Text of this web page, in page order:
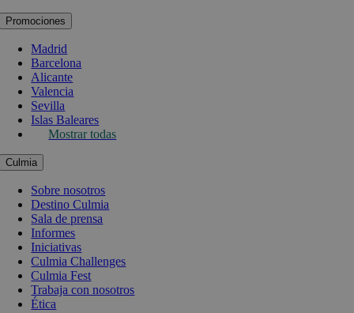
Promociones
Madrid
Barcelona
Alicante
Valencia
Sevilla
Islas Baleares
Mostrar todas
Culmia
Sobre nosotros
Destino Culmia
Sala de prensa
Informes
Iniciativas
Culmia Challenges
Culmia Fest
Trabaja con nosotros
Ética